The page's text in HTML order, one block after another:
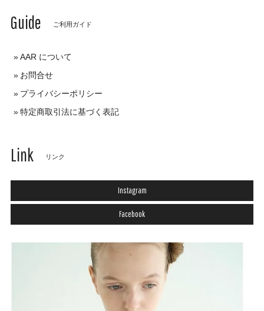
Guide ご利用ガイド
AAR について
お問合せ
プライバシーポリシー
特定商取引法に基づく表記
Link リンク
Instagram
Facebook